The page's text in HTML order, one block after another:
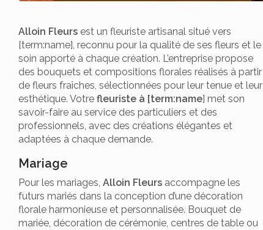
Alloin Fleurs est un fleuriste artisanal situé vers
[term:name], reconnu pour la qualité de ses fleurs et le
soin apporté à chaque création. L’entreprise propose
des bouquets et compositions florales réalisés à partir
de fleurs fraîches, sélectionnées pour leur tenue et leur
esthétique. Votre fleuriste à [term:name] met son
savoir-faire au service des particuliers et des
professionnels, avec des créations élégantes et
adaptées à chaque demande.
Mariage
Pour les mariages, Alloin Fleurs accompagne les
futurs mariés dans la conception d’une décoration
florale harmonieuse et personnalisée. Bouquet de
mariée, décoration de cérémonie, centres de table ou